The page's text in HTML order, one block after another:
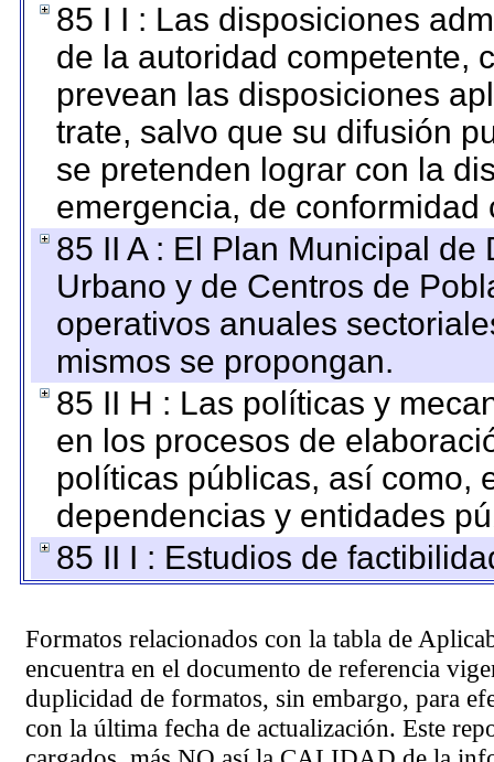
85 I I : Las disposiciones
de la autoridad competente,
prevean las disposiciones
trate, salvo que su difusión
se pretenden lograr con la
emergencia, de
85 II A : El Plan Municipal
Urbano y de Centros de
operativos anuales
mismos se propongan.
85 II H : Las políticas y
en los procesos de
políticas públicas, así como,
dependencias y entidades
85 II I : Estudios de
Formatos relacionados con la tabla de
encuentra en el documento de referencia
duplicidad de formatos, sin embargo, para
con la última fecha de actualización. Este